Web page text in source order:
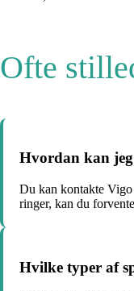
Ofte
Hvordan kan
Du kan kontakte
ringer, kan du
Hvilke typer af